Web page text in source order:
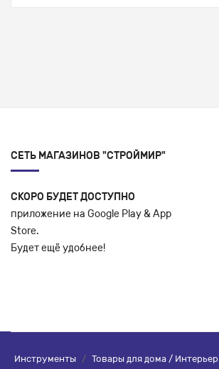
СЕТЬ МАГАЗИНОВ "СТРОЙМИР"
СКОРО БУДЕТ ДОСТУПНО
приложение на Google Play & App
Store.
Будет ещё удобнее!
Инструменты / Товары для дома / Интерьер